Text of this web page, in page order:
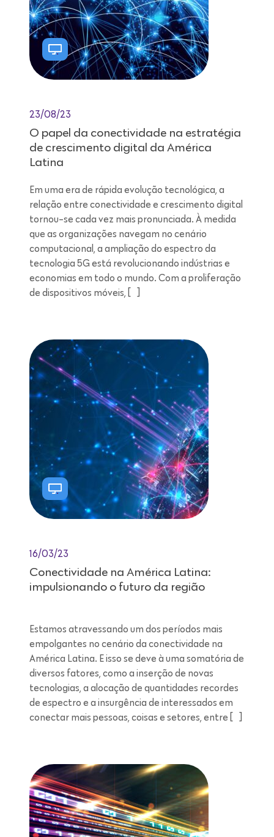
23/08/23
O papel da conectividade na estratégia
de crescimento digital da América
Latina
Em uma era de rápida evolução tecnológica, a
relação entre conectividade e crescimento digital
tornou-se cada vez mais pronunciada. À medida
que as organizações navegam no cenário
computacional, a ampliação do espectro da
tecnologia 5G está revolucionando indústrias e
economias em todo o mundo. Com a proliferação
de dispositivos móveis, […]
16/03/23
Conectividade na América Latina:
impulsionando o futuro da região
Estamos atravessando um dos períodos mais
empolgantes no cenário da conectividade na
América Latina. E isso se deve à uma somatória de
diversos fatores, como a inserção de novas
tecnologias, a alocação de quantidades recordes
de espectro e a insurgência de interessados em
conectar mais pessoas, coisas e setores, entre […]